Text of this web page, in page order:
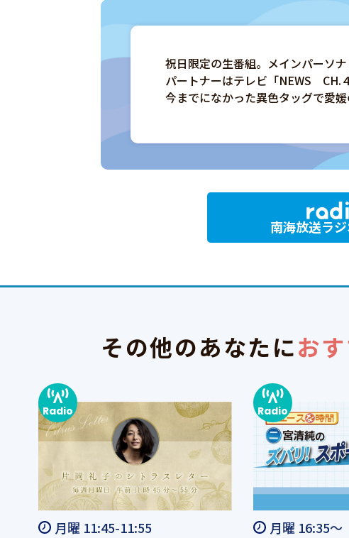
祝日限定の生番組。メインパーソ
パートナーはテレビ「NEWS CH.
今までになかった異色タッグで愛媛
南海放送ラジ
その他のあなたにお
月曜 11:45-11:55
月曜 16:35～